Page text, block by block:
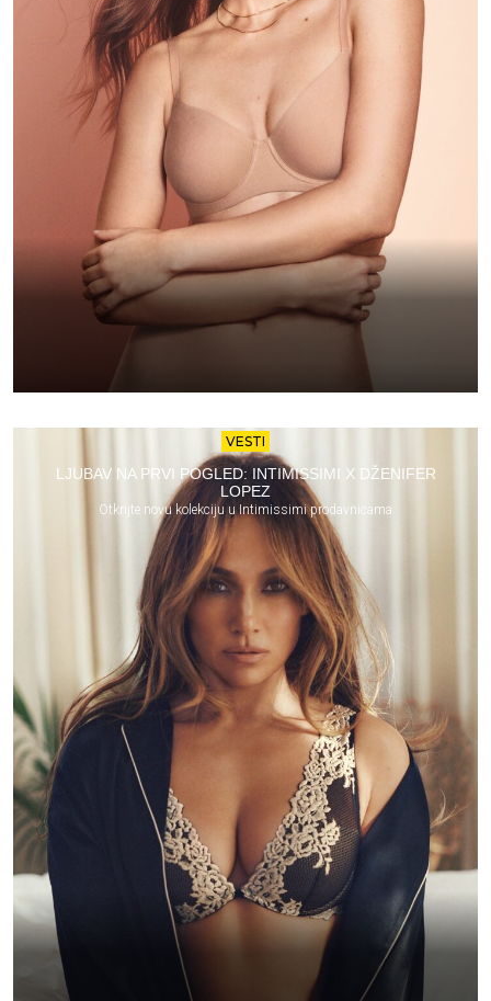
VESTI
LJUBAV NA PRVI POGLED: INTIMISSIMI X DŽENIFER
LOPEZ
Otkrijte novu kolekciju u Intimissimi prodavnicama